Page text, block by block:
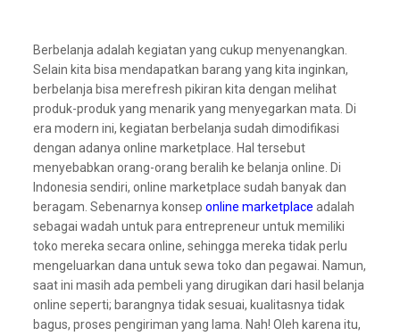
Berbelanja adalah kegiatan yang cukup menyenangkan.
Selain kita bisa mendapatkan barang yang kita inginkan,
berbelanja bisa merefresh pikiran kita dengan melihat
produk-produk yang menarik yang menyegarkan mata. Di
era modern ini, kegiatan berbelanja sudah dimodifikasi
dengan adanya online marketplace. Hal tersebut
menyebabkan orang-orang beralih ke belanja online. Di
Indonesia sendiri, online marketplace sudah banyak dan
beragam. Sebenarnya konseponline marketplace adalah
sebagai wadah untuk para entrepreneur untuk memiliki
toko mereka secara online, sehingga mereka tidak perlu
mengeluarkan dana untuk sewa toko dan pegawai. Namun,
saat ini masih ada pembeli yang dirugikan dari hasil belanja
online seperti; barangnya tidak sesuai, kualitasnya tidak
bagus, proses pengiriman yang lama. Nah! Oleh karena itu,